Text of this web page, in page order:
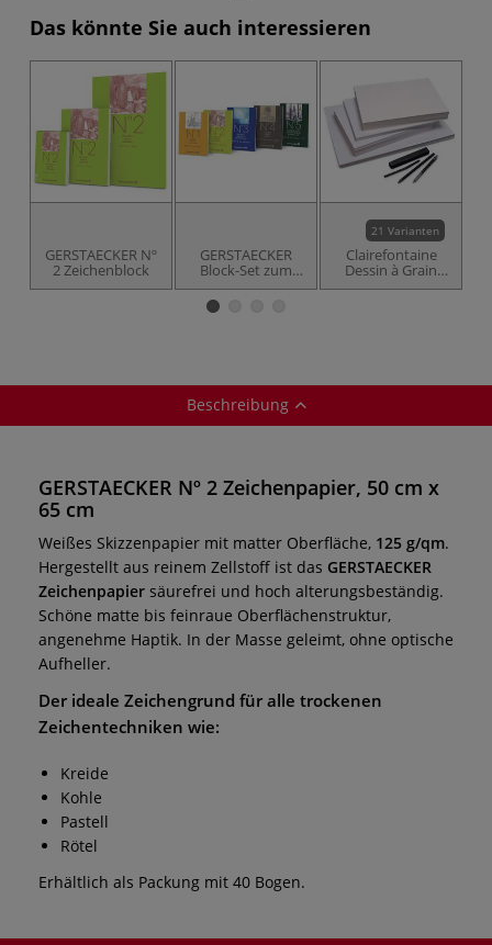
Das könnte Sie auch interessieren
GERSTAECKER Nº
2 Zeichenblock
GERSTAECKER
Block-Set zum
Kennenlernen
21 Varianten
Clairefontaine
Dessin à Grain
Zeichenpapier
Beschreibung
GERSTAECKER Nº 2 Zeichenpapier, 50 cm x
65 cm
Weißes Skizzenpapier mit matter Oberfläche, 125 g/qm.
Hergestellt aus reinem Zellstoff ist das GERSTAECKER
Zeichenpapier säurefrei und hoch alterungsbeständig.
Schöne matte bis feinraue Oberflächenstruktur,
angenehme Haptik. In der Masse geleimt, ohne optische
Aufheller.
Der ideale Zeichengrund für alle trockenen
Zeichentechniken wie:
Kreide
Kohle
Pastell
Rötel
Erhältlich als Packung mit 40 Bogen.